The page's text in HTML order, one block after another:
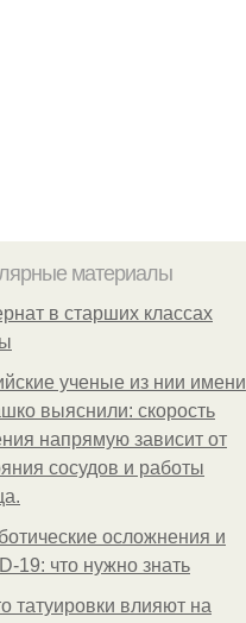
материалы
в старших классах
ученые из нии имени
выяснили: скорость
напрямую зависит от
сосудов и работы
осложнения и
19: что нужно знать
татуировки влияют на